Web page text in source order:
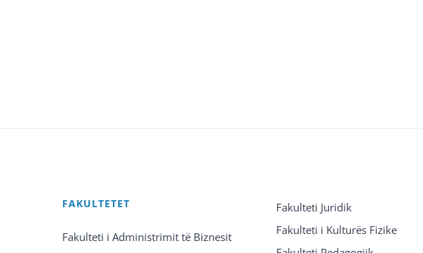
FAKULTETET
Fakulteti i Administrimit të Biznesit
Fakulteti Juridik
Fakulteti i Kulturës Fizike